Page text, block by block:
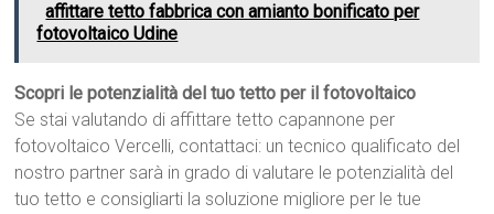
affittare tetto fabbrica con amianto bonificato per
fotovoltaico Udine
Scopri le potenzialità del tuo tetto per il fotovoltaico
Se stai valutando di affittare tetto capannone per
fotovoltaico Vercelli, contattaci: un tecnico qualificato del
nostro partner sarà in grado di valutare le potenzialità del
tuo tetto e consigliarti la soluzione migliore per le tue